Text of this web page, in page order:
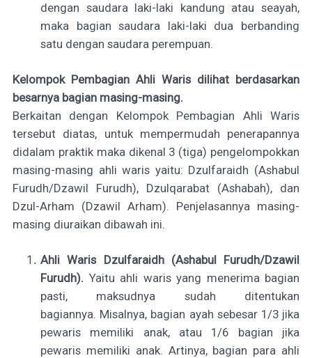
dengan saudara laki-laki kandung atau seayah,
maka bagian saudara laki-laki dua berbanding
satu dengan saudara perempuan.
Kelompok Pembagian Ahli Waris dilihat berdasarkan
besarnya bagian masing-masing.
Berkaitan dengan Kelompok Pembagian Ahli Waris
tersebut diatas, untuk mempermudah penerapannya
didalam praktik maka dikenal 3 (tiga) pengelompokkan
masing-masing ahli waris yaitu: Dzulfaraidh (Ashabul
Furudh/Dzawil Furudh), Dzulqarabat (Ashabah), dan
Dzul-Arham (Dzawil Arham). Penjelasannya masing-
masing diuraikan dibawah ini.
Ahli Waris Dzulfaraidh (Ashabul Furudh/Dzawil
Furudh). Yaitu ahli waris yang menerima bagian
pasti, maksudnya sudah ditentukan
bagiannya. Misalnya, bagian ayah sebesar 1/3 jika
pewaris memiliki anak, atau 1/6 bagian jika
pewaris memiliki anak. Artinya, bagian para ahli